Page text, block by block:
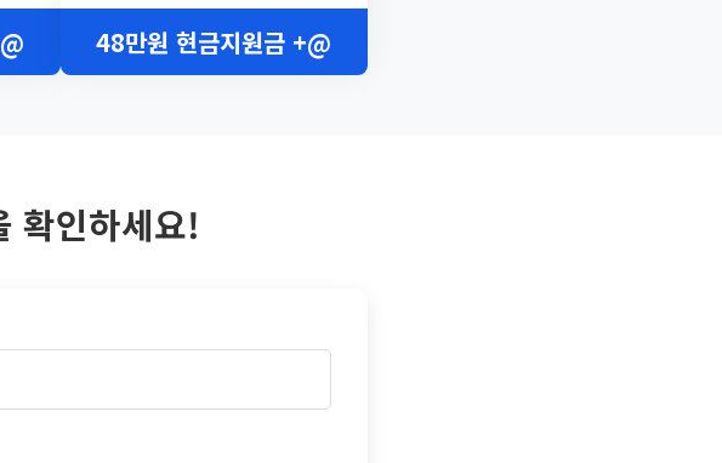
48만원 현금지원금 +@
확인하세요!